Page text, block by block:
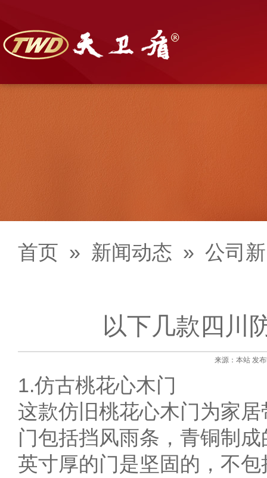
首页 » 新闻动态 » 公司
以下几款四川
来源：本站 发
1.仿古桃花心木门
这款仿旧桃花心木门为家
门包括挡风雨条，青铜制
英寸厚的门是坚固的，不